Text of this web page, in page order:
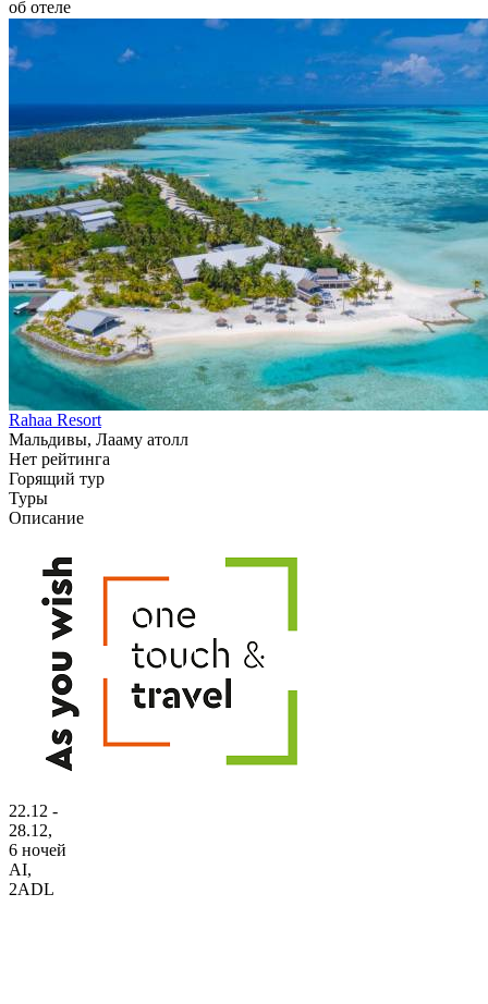
об отеле
Rahaa Resort
Мальдивы, Лааму атолл
Нет рейтинга
Горящий тур
Туры
Описание
22.12 -
28.12,
6 ночей
AI,
2ADL